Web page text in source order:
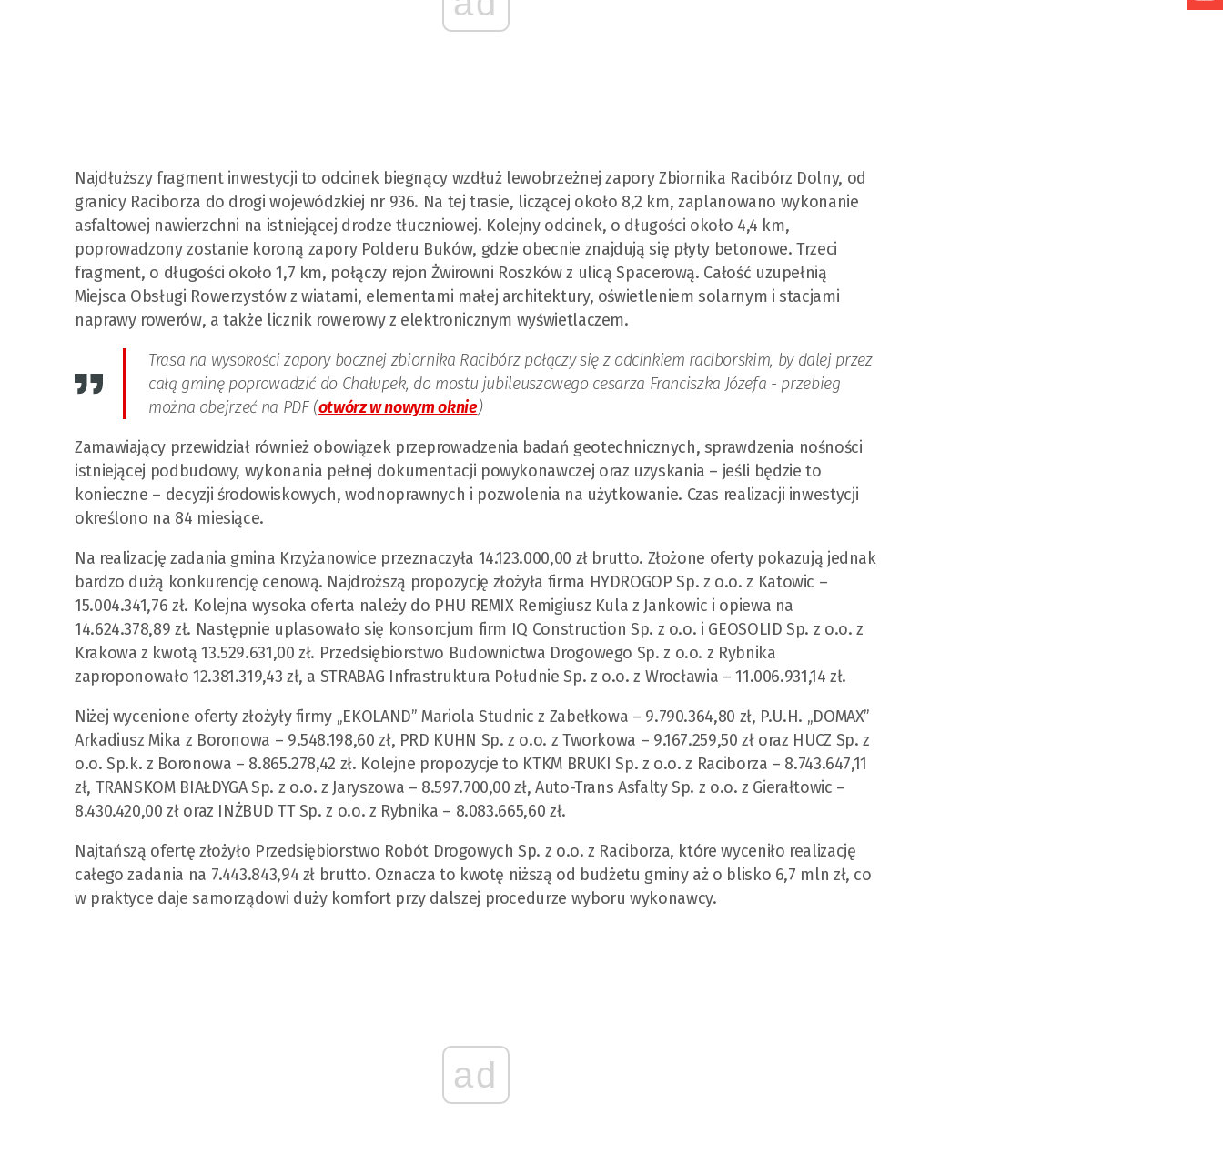
Najdłuższy fragment inwestycji to odcinek biegnący wzdłuż lewobrzeżnej zapory Zbiornika Racibórz Dolny, od
granicy Raciborza do drogi wojewódzkiej nr 936. Na tej trasie, liczącej około 8,2 km, zaplanowano wykonanie
asfaltowej nawierzchni na istniejącej drodze tłuczniowej. Kolejny odcinek, o długości około 4,4 km,
poprowadzony zostanie koroną zapory Polderu Buków, gdzie obecnie znajdują się płyty betonowe. Trzeci
fragment, o długości około 1,7 km, połączy rejon Żwirowni Roszków z ulicą Spacerową. Całość uzupełnią
Miejsca Obsługi Rowerzystów z wiatami, elementami małej architektury, oświetleniem solarnym i stacjami
naprawy rowerów, a także licznik rowerowy z elektronicznym wyświetlaczem.
Trasa na wysokości zapory bocznej zbiornika Racibórz połączy się z odcinkiem raciborskim, by dalej przez
całą gminę poprowadzić do Chałupek, do mostu jubileuszowego cesarza Franciszka Józefa - przebieg
można obejrzeć na PDF (otwórz w nowym oknie)
Zamawiający przewidział również obowiązek przeprowadzenia badań geotechnicznych, sprawdzenia nośności
istniejącej podbudowy, wykonania pełnej dokumentacji powykonawczej oraz uzyskania – jeśli będzie to
konieczne – decyzji środowiskowych, wodnoprawnych i pozwolenia na użytkowanie. Czas realizacji inwestycji
określono na 84 miesiące.
Na realizację zadania gmina Krzyżanowice przeznaczyła 14.123.000,00 zł brutto. Złożone oferty pokazują jednak
bardzo dużą konkurencję cenową. Najdroższą propozycję złożyła firma HYDROGOP Sp. z o.o. z Katowic –
15.004.341,76 zł. Kolejna wysoka oferta należy do PHU REMIX Remigiusz Kula z Jankowic i opiewa na
14.624.378,89 zł. Następnie uplasowało się konsorcjum firm IQ Construction Sp. z o.o. i GEOSOLID Sp. z o.o. z
Krakowa z kwotą 13.529.631,00 zł. Przedsiębiorstwo Budownictwa Drogowego Sp. z o.o. z Rybnika
zaproponowało 12.381.319,43 zł, a STRABAG Infrastruktura Południe Sp. z o.o. z Wrocławia – 11.006.931,14 zł.
Niżej wycenione oferty złożyły firmy „EKOLAND” Mariola Studnic z Zabełkowa – 9.790.364,80 zł, P.U.H. „DOMAX”
Arkadiusz Mika z Boronowa – 9.548.198,60 zł, PRD KUHN Sp. z o.o. z Tworkowa – 9.167.259,50 zł oraz HUCZ Sp. z
o.o. Sp.k. z Boronowa – 8.865.278,42 zł. Kolejne propozycje to KTKM BRUKI Sp. z o.o. z Raciborza – 8.743.647,11
zł, TRANSKOM BIAŁDYGA Sp. z o.o. z Jaryszowa – 8.597.700,00 zł, Auto-Trans Asfalty Sp. z o.o. z Gierałtowic –
8.430.420,00 zł oraz INŻBUD TT Sp. z o.o. z Rybnika – 8.083.665,60 zł.
Najtańszą ofertę złożyło Przedsiębiorstwo Robót Drogowych Sp. z o.o. z Raciborza, które wyceniło realizację
całego zadania na 7.443.843,94 zł brutto. Oznacza to kwotę niższą od budżetu gminy aż o blisko 6,7 mln zł, co
w praktyce daje samorządowi duży komfort przy dalszej procedurze wyboru wykonawcy.
ad